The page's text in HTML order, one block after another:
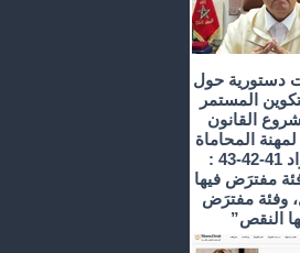
دستورية حول
المستمر
القانون
المحاماة
- المواد 41-42-43 :
مفترَض فيها
وفئة مفترَض
النقص”